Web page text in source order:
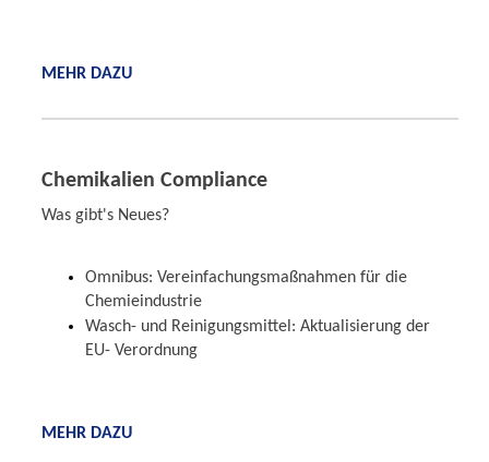
MEHR DAZU
Chemikalien Compliance
Was gibt's Neues?
Omnibus: Vereinfachungsmaßnahmen für die
Chemieindustrie
Wasch- und Reinigungsmittel: Aktualisierung der
EU- Verordnung
MEHR DAZU